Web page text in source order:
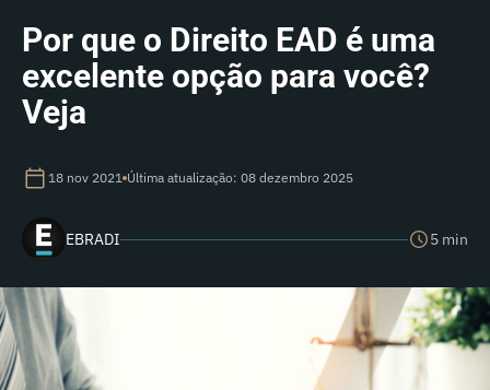
Por que o Direito EAD é uma
excelente opção para você?
Veja
18 nov 2021 Última atualização: 08 dezembro 2025
EBRADI 5 min